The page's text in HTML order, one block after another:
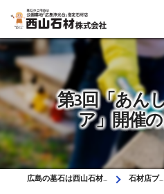
第3回「あん
ア」開催
広島の墓石は西山石材株式会社 石材店ブログ